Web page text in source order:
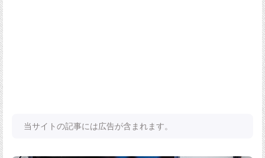
当サイトの記事には広告が含まれます。